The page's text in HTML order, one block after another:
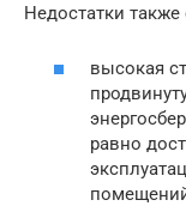
Недостатки также
высокая
равно